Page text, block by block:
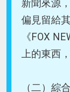
新聞來源
偏見留給
《FOX
上的東西
（二）綜